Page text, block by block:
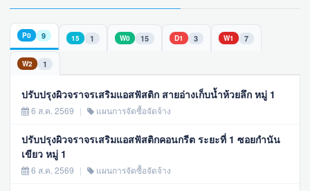
P0 9 15 1 W0 15 D1 3 W1 7
W2 1
ปรับปรุงผิวจราจรเสริมแอสฟัสติก สายอ่างเก็บน้ำห้วยลึก หมู่ 1
6 ส.ค. 2569 | แผนการจัดซื้อจัดจ้าง
ปรับปรุงผิวจราจรเสริมแอสฟัสติกคอนกรีต ระยะที่ 1 ซอยกำนัน
เขียว หมู่ 1
6 ส.ค. 2569 | แผนการจัดซื้อจัดจ้าง